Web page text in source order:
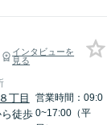
インタビューを
見る
丁目
徒歩
営業時間：09:0
0~17:00（平